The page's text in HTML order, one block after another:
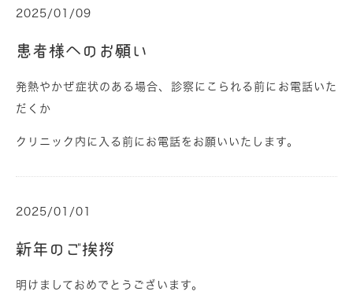
2025/01/09
患者様へのお願い
発熱やかぜ症状のある場合、診察にこられる前にお電話いた
だくか
クリニック内に入る前にお電話をお願いいたします。
2025/01/01
新年のご挨拶
明けましておめでとうございます。